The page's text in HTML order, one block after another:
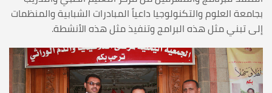
بجامعة العلوم والتكنولوجيا داعياً المبادرات الشبابية والمنظمات
إلى تبني مثل هذه البرامج وتنفيذ مثل هذه الأنشطة.